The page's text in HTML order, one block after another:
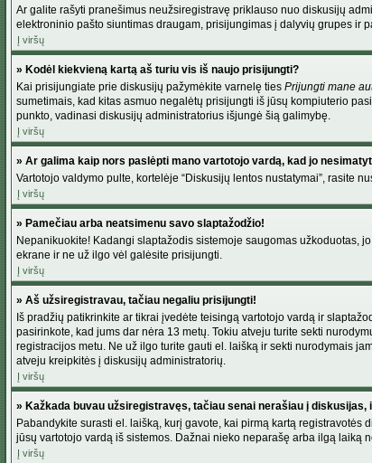
Ar galite rašyti pranešimus neužsiregistravę priklauso nuo diskusijų
elektroninio pašto siuntimas draugam, prisijungimas į dalyvių grupes ir
Į viršų
» Kodėl kiekvieną kartą aš turiu vis iš naujo prisijungti?
Kai prisijungiate prie diskusijų pažymėkite varnelę ties Prijungti mane
sumetimais, kad kitas asmuo negalėtų prisijungti iš jūsų kompiuterio
punkto, vadinasi diskusijų administratorius išjungė šią galimybę.
Į viršų
» Ar galima kaip nors paslėpti mano vartotojo vardą, kad jo
Vartotojo valdymo pulte, kortelėje “Diskusijų lentos nustatymai”, rasite
Į viršų
» Pamečiau arba neatsimenu savo slaptažodžio!
Nepanikuokite! Kadangi slaptažodis sistemoje saugomas užkoduotas,
ekrane ir ne už ilgo vėl galėsite prisijungti.
Į viršų
» Aš užsiregistravau, tačiau negaliu prisijungti!
Iš pradžių patikrinkite ar tikrai įvedėte teisingą vartotojo vardą ir
pasirinkote, kad jums dar nėra 13 metų. Tokiu atveju turite sekti
registracijos metu. Ne už ilgo turite gauti el. laišką ir sekti nurodymais
atveju kreipkitės į diskusijų administratorių.
Į viršų
» Kažkada buvau užsiregistravęs, tačiau senai nerašiau į diskusijas,
Pabandykite surasti el. laišką, kurį gavote, kai pirmą kartą
jūsų vartotojo vardą iš sistemos. Dažnai nieko neparašę arba ilgą laiką
Į viršų